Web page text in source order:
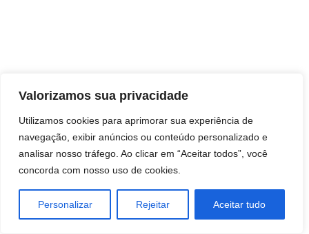
Valorizamos sua privacidade
Utilizamos cookies para aprimorar sua experiência de
navegação, exibir anúncios ou conteúdo personalizado e
analisar nosso tráfego. Ao clicar em “Aceitar todos”, você
concorda com nosso uso de cookies.
Personalizar Rejeitar Aceitar tudo
Consultas e trabalhos espirituais
Brasil - Santa Catarina - São José